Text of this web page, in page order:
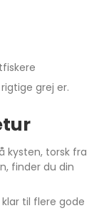
grej er.
kysten, torsk fra
finder du din
til flere gode